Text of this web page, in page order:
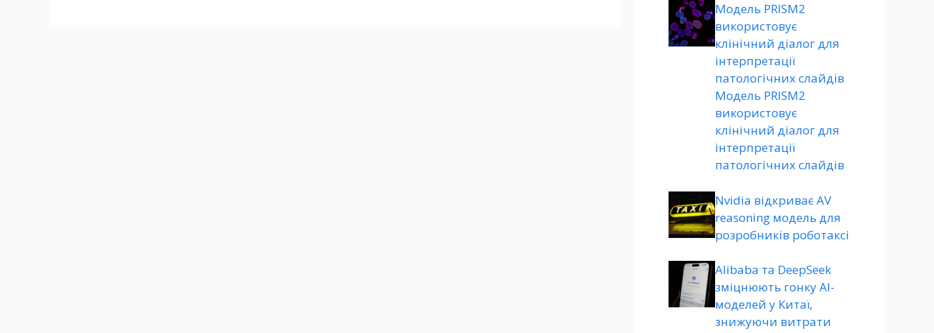
Модель PRISM2
використовує
клінічний діалог для
інтерпретації
патологічних слайдів
Модель PRISM2
використовує
клінічний діалог для
інтерпретації
патологічних слайдів
Nvidia відкриває AV
reasoning модель для
розробників роботаксі
Alibaba та DeepSeek
зміцнюють гонку AI-
моделей у Китаї,
знижуючи витрати